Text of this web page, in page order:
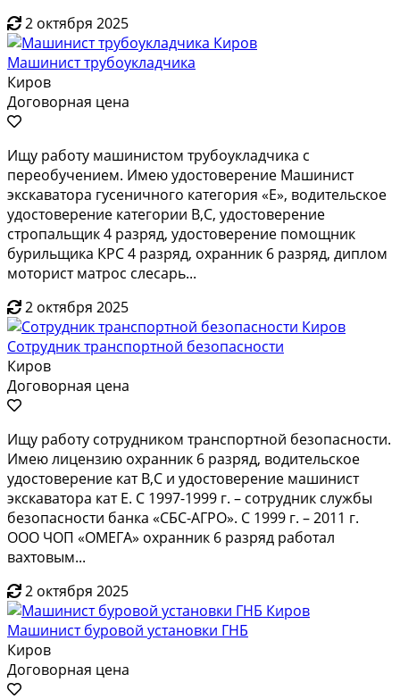
2 октября 2025
Машинист трубоукладчика
Киров
Договорная цена
Ищу работу машинистом трубоукладчика с
переобучением. Имею удостоверение Машинист
экскаватора гусеничного категория «Е», водительское
удостоверение категории В,С, удостоверение
стропальщик 4 разряд, удостоверение помощник
бурильщика КРС 4 разряд, охранник 6 разряд, диплом
моторист матрос слесарь...
2 октября 2025
Сотрудник транспортной безопасности
Киров
Договорная цена
Ищу работу сотрудником транспортной безопасности.
Имею лицензию охранник 6 разряд, водительское
удостоверение кат В,С и удостоверение машинист
экскаватора кат Е. С 1997-1999 г. – сотрудник службы
безопасности банка «СБС-АГРО». С 1999 г. – 2011 г.
ООО ЧОП «ОМЕГА» охранник 6 разряд работал
вахтовым...
2 октября 2025
Машинист буровой установки ГНБ
Киров
Договорная цена